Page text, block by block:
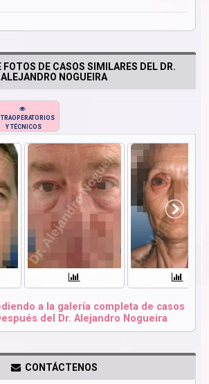
DE CASOS SIMILARES DEL DR.
ALEJANDRO NOGUEIRA
Y TÉCNICOS
a la galería completa de casos
del Dr. Alejandro Nogueira
CONTÁCTENOS